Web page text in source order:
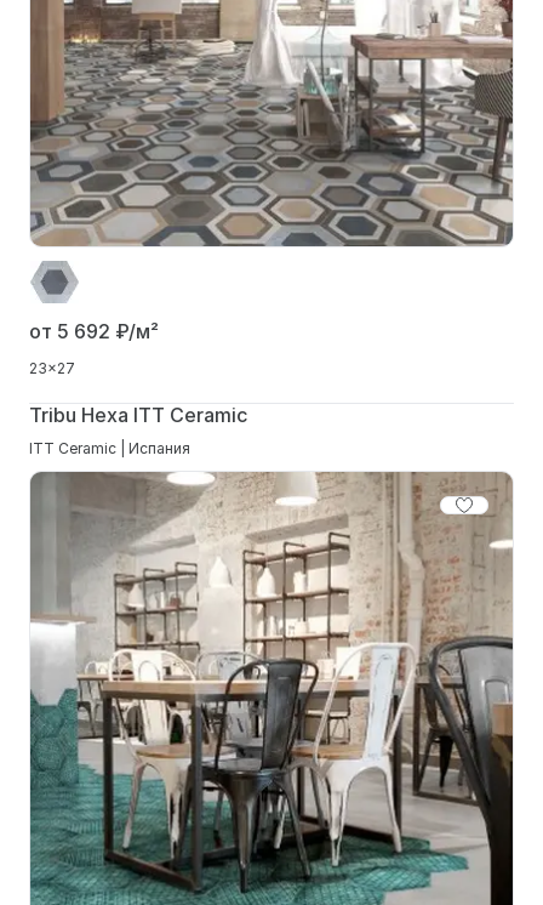
от 5 692 ₽/м²
23x27
Tribu Hexa ITT Ceramic
ITT Ceramic | Испания